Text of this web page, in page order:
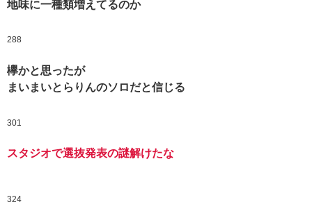
地味に一種類増えてるのか
288
欅かと思ったが
まいまいとらりんのソロだと信じる
301
スタジオで選抜発表の謎解けたな
324